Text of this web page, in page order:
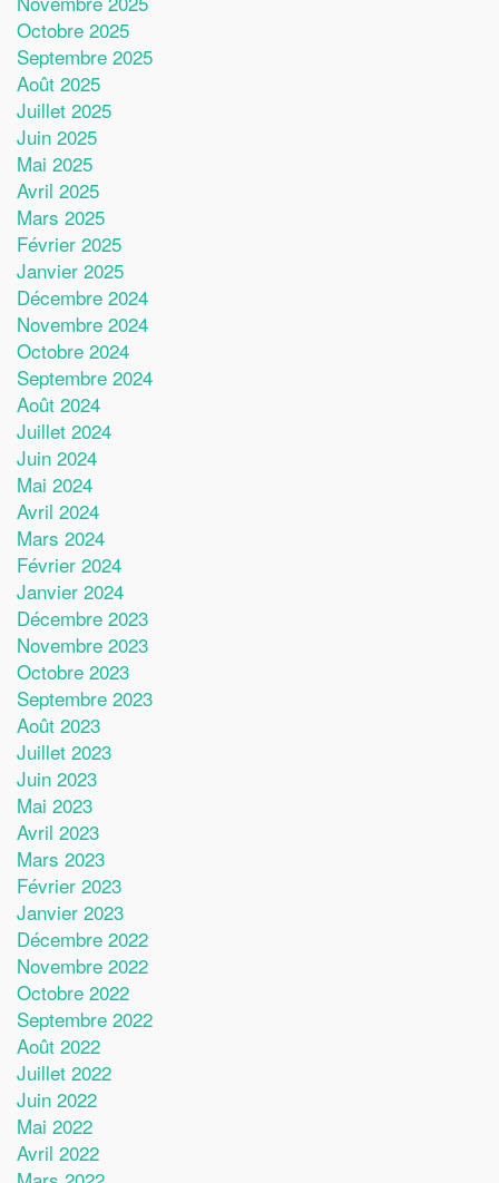
Octobre 2025
Septembre 2025
Août 2025
Juillet 2025
Juin 2025
Mai 2025
Avril 2025
Mars 2025
Février 2025
Janvier 2025
Décembre 2024
Novembre 2024
Octobre 2024
Septembre 2024
Août 2024
Juillet 2024
Juin 2024
Mai 2024
Avril 2024
Mars 2024
Février 2024
Janvier 2024
Décembre 2023
Novembre 2023
Octobre 2023
Septembre 2023
Août 2023
Juillet 2023
Juin 2023
Mai 2023
Avril 2023
Mars 2023
Février 2023
Janvier 2023
Décembre 2022
Novembre 2022
Octobre 2022
Septembre 2022
Août 2022
Juillet 2022
Juin 2022
Mai 2022
Avril 2022